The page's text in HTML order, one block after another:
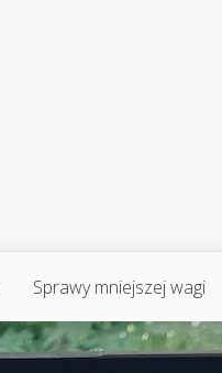
Sprawy mniejszej wagi